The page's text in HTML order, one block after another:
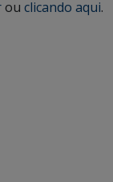
ou clicando aqui.